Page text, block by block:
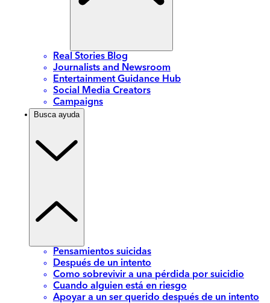
Real Stories Blog
Journalists and Newsroom
Entertainment Guidance Hub
Social Media Creators
Campaigns
Busca ayuda
Pensamientos suicidas
Después de un intento
Como sobrevivir a una pérdida por suicidio
Cuando alguien está en riesgo
Apoyar a un ser querido después de un intento